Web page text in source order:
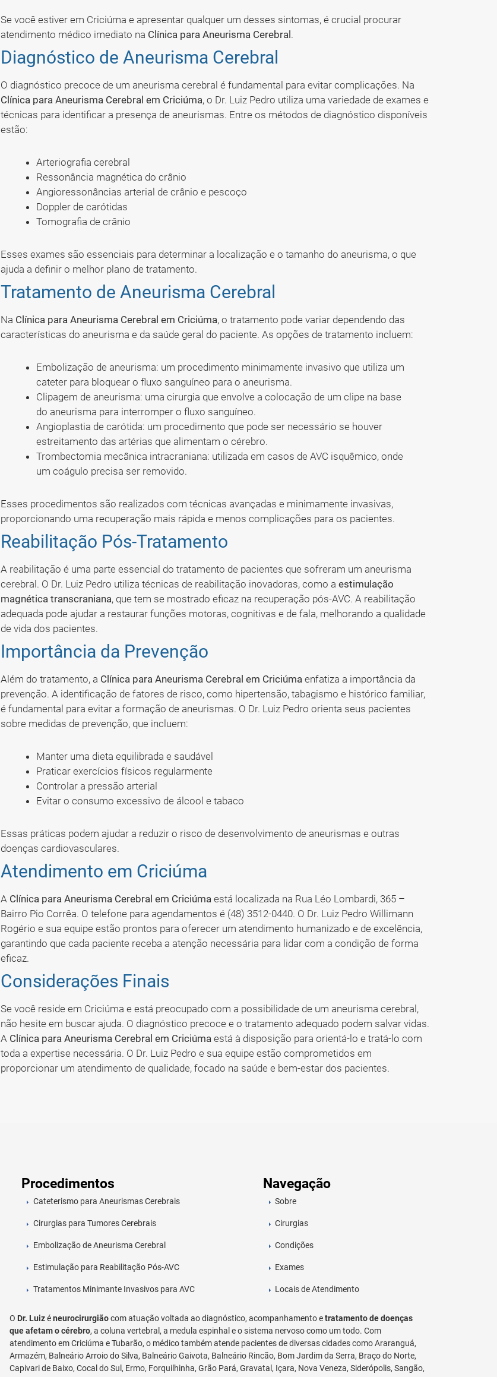
Se você estiver em Criciúma e apresentar qualquer um desses sintomas, é crucial procurar
atendimento médico imediato na Clínica para Aneurisma Cerebral .
Diagnóstico de Aneurisma Cerebral
O diagnóstico precoce de um aneurisma cerebral é fundamental para evitar complicações. Na
Clínica para Aneurisma Cerebral em Criciúma, o Dr. Luiz Pedro utiliza uma variedade de exames e
técnicas para identificar a presença de aneurismas. Entre os métodos de diagnóstico disponíveis
estão:
Arteriografia cerebral
Ressonância magnética do crânio
Angioressonâncias arterial de crânio e pescoço
Doppler de carótidas
Tomografia de crânio
Esses exames são essenciais para determinar a localização e o tamanho do aneurisma, o que
ajuda a definir o melhor plano de tratamento.
Tratamento de Aneurisma Cerebral
Na Clínica para Aneurisma Cerebral em Criciúma, o tratamento pode variar dependendo das
características do aneurisma e da saúde geral do paciente. As opções de tratamento incluem:
Embolização de aneurisma: um procedimento minimamente invasivo que utiliza um
cateter para bloquear o fluxo sanguíneo para o aneurisma.
Clipagem de aneurisma: uma cirurgia que envolve a colocação de um clipe na base
do aneurisma para interromper o fluxo sanguíneo.
Angioplastia de carótida: um procedimento que pode ser necessário se houver
estreitamento das artérias que alimentam o cérebro.
Trombectomia mecânica intracraniana: utilizada em casos de AVC isquêmico, onde
um coágulo precisa ser removido.
Esses procedimentos são realizados com técnicas avançadas e minimamente invasivas,
proporcionando uma recuperação mais rápida e menos complicações para os pacientes.
Reabilitação Pós-Tratamento
A reabilitação é uma parte essencial do tratamento de pacientes que sofreram um aneurisma
cerebral. O Dr. Luiz Pedro utiliza técnicas de reabilitação inovadoras, como aestimulação
magnética transcraniana, que tem se mostrado eficaz na recuperação pós-AVC. A reabilitação
adequada pode ajudar a restaurar funções motoras, cognitivas e de fala, melhorando a qualidade
de vida dos pacientes.
Importância da Prevenção
Além do tratamento, a Clínica para Aneurisma Cerebral em Criciúma enfatiza a importância da
prevenção. A identificação de fatores de risco, como hipertensão, tabagismo e histórico familiar,
é fundamental para evitar a formação de aneurismas. O Dr. Luiz Pedro orienta seus pacientes
sobre medidas de prevenção, que incluem:
Manter uma dieta equilibrada e saudável
Praticar exercícios físicos regularmente
Controlar a pressão arterial
Evitar o consumo excessivo de álcool e tabaco
Essas práticas podem ajudar a reduzir o risco de desenvolvimento de aneurismas e outras
doenças cardiovasculares.
Atendimento em Criciúma
A Clínica para Aneurisma Cerebral em Criciúma está localizada na Rua Léo Lombardi, 365 –
Bairro Pio Corrêa. O telefone para agendamentos é (48) 3512-0440. O Dr. Luiz Pedro Willimann
Rogério e sua equipe estão prontos para oferecer um atendimento humanizado e de excelência,
garantindo que cada paciente receba a atenção necessária para lidar com a condição de forma
eficaz.
Considerações Finais
Se você reside em Criciúma e está preocupado com a possibilidade de um aneurisma cerebral,
não hesite em buscar ajuda. O diagnóstico precoce e o tratamento adequado podem salvar vidas.
A Clínica para Aneurisma Cerebral em Criciúma está à disposição para orientá-lo e tratá-lo com
toda a expertise necessária. O Dr. Luiz Pedro e sua equipe estão comprometidos em
proporcionar um atendimento de qualidade, focado na saúde e bem-estar dos pacientes.
Procedimentos
Cateterismo para Aneurismas Cerebrais
Cirurgias para Tumores Cerebrais
Embolização de Aneurisma Cerebral
Estimulação para Reabilitação Pós-AVC
Tratamentos Minimante Invasivos para AVC
Navegação
Sobre
Cirurgias
Condições
Exames
Locais de Atendimento
O Dr. Luizéneurocirurgiãocom atuação voltada ao diagnóstico, acompanhamento etratamento de doenças
que afetam o cérebro, a coluna vertebral, a medula espinhal e o sistema nervoso como um todo. Com
atendimento em Criciúma e Tubarão, o médico também atende pacientes de diversas cidades como Araranguá,
Armazém, Balneário Arroio do Silva, Balneário Gaivota, Balneário Rincão, Bom Jardim da Serra, Braço do Norte,
Capivari de Baixo, Cocal do Sul, Ermo, Forquilhinha, Grão Pará, Gravatal, Içara, Nova Veneza, Siderópolis, Sangão,